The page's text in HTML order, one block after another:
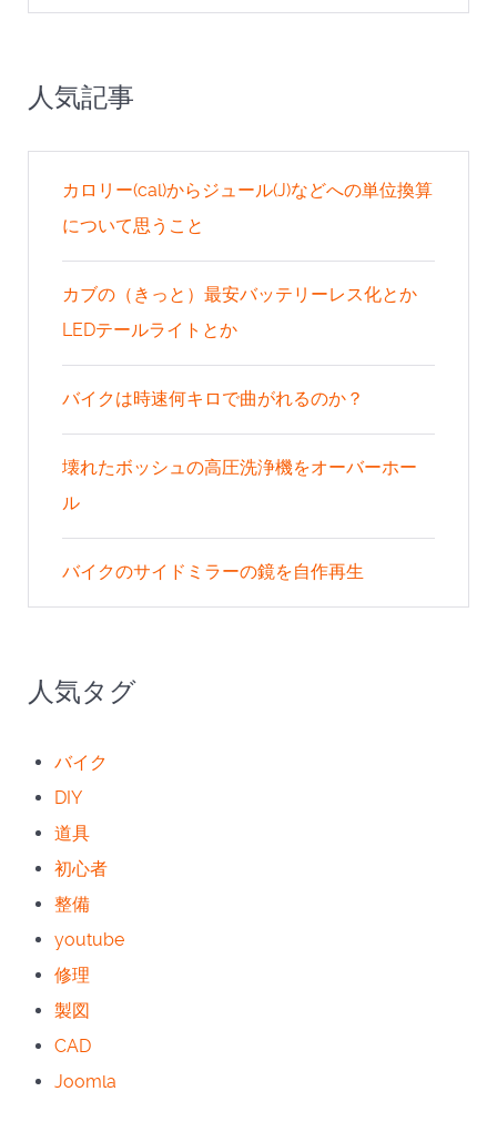
人気記事
カロリー(cal)からジュール(J)などへの単位換算
について思うこと
カブの（きっと）最安バッテリーレス化とか
LEDテールライトとか
バイクは時速何キロで曲がれるのか？
壊れたボッシュの高圧洗浄機をオーバーホー
ル
バイクのサイドミラーの鏡を自作再生
人気タグ
バイク
DIY
道具
初心者
整備
youtube
修理
製図
CAD
Joomla